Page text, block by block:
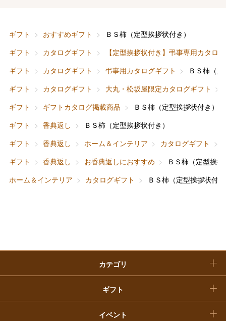
ギフト おすすめギフト
ＢＳ柿（定型挨拶状付き）
ギフト
カタログギフト
【定型挨拶状付き】弔事専用カタロ
ギフト
カタログギフト 弔事用カタログギフト
ＢＳ柿（
ギフト
カタログギフト 大丸・松坂屋限定カタログギフト
ギフト
ギフトカタログ掲載商品
ＢＳ柿（定型挨拶状付き）
ギフト
香典返し
ＢＳ柿（定型挨拶状付き）
ギフト
香典返し ホーム＆インテリア カタログギフト
ギフト
香典返し お香典返しにおすすめ
ＢＳ柿（定型挨
ホーム＆インテリア
カタログギフト ＢＳ柿（定型挨拶状付
カテゴリ
フード＆スイーツ
ファッション
ホーム＆インテリア
ベビー＆キッズ
ギフト
出産内祝い
結婚内祝い
お香典返し
快気祝い
イベント
バレンタインチョコレート
ホワイトデー
母の日
父の日
お中元
敬老の日
福袋